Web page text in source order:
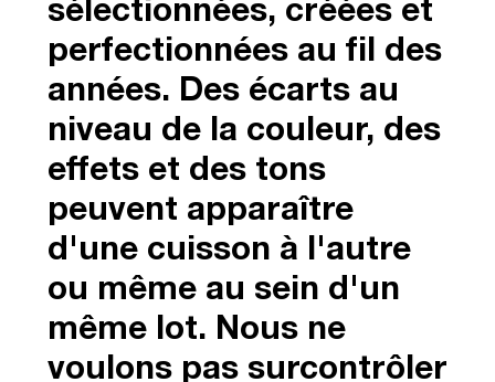
sélectionnées, créées et
perfectionnées au fil des
années. Des écarts au
niveau de la couleur, des
effets et des tons
peuvent apparaître
d'une cuisson à l'autre
ou même au sein d'un
même lot. Nous ne
voulons pas surcontrôler